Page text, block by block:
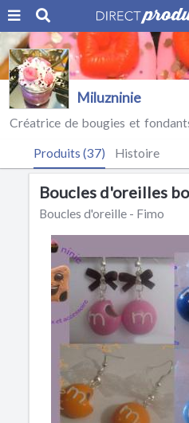
Miluzninie
Créatrice de bougies et
Produits (37) Histoire
Boucles d'oreilles
Boucles d'oreille - Fimo